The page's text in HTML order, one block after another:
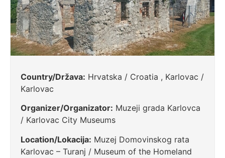
Country/Država: Hrvatska / Croatia , Karlovac /
Karlovac
Organizer/Organizator: Muzeji grada Karlovca
/ Karlovac City Museums
Location/Lokacija: Muzej Domovinskog rata
Karlovac – Turanj / Museum of the Homeland